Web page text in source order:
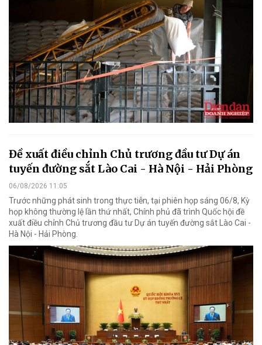
Đề xuất điều chỉnh Chủ trương đầu tư Dự án
tuyến đường sắt Lào Cai - Hà Nội - Hải Phòng
06/08/2026 11:05
Trước những phát sinh trong thực tiễn, tại phiên họp sáng 06/8, Kỳ
họp không thường lệ lần thứ nhất, Chính phủ đã trình Quốc hội đề
xuất điều chỉnh Chủ trương đầu tư Dự án tuyến đường sắt Lào Cai -
Hà Nội - Hải Phòng.